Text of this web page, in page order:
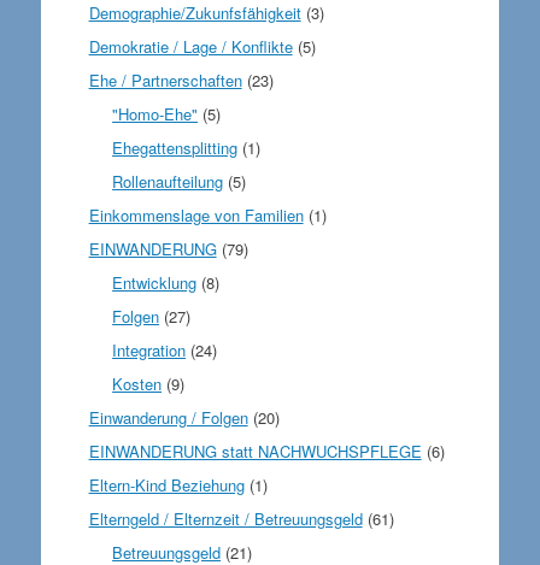
Demographie/Zukunfsfähigkeit(3)
Demokratie / Lage / Konflikte(5)
Ehe / Partnerschaften(23)
"Homo-Ehe" (5)
Ehegattensplitting (1)
Rollenaufteilung (5)
Einkommenslage von Familien(1)
EINWANDERUNG(79)
Entwicklung (8)
Folgen (27)
Integration (24)
Kosten (9)
Einwanderung / Folgen(20)
EINWANDERUNG statt NACHWUCHSPFLEGE (6)
Eltern-Kind Beziehung(1)
Elterngeld / Elternzeit / Betreuungsgeld(61)
Betreuungsgeld (21)